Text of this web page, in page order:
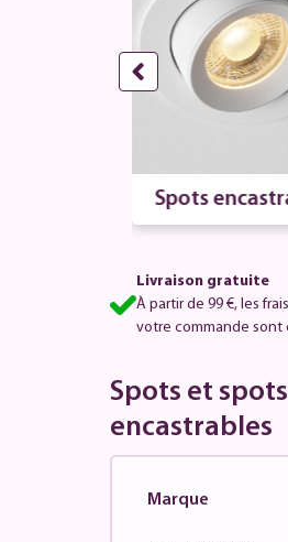
Spots
Livraison gratuite
À partir de 99 €, les
votre commande sont
Spots et spots
encastrables
Marque